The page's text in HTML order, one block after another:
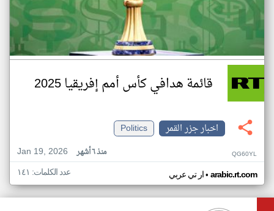
قائمة هدافي كأس أمم إفريقيا 2025
اخبار جزر القمر
Politics
Jan 19, 2026
منذ ٦ أشهر QG60YL
ار تي عربي• arabic.rt.com عدد الكلمات: ١٤١